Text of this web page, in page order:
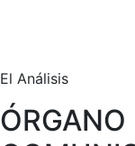
El Análisis